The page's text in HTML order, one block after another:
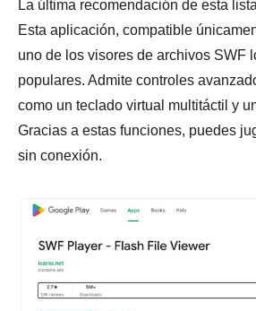
La última recomendación de esta
Esta aplicación, compatible
uno de los visores de archivos SWF
populares. Admite controles
como un teclado virtual multitáctil y
Gracias a estas funciones, puedes
sin conexión.